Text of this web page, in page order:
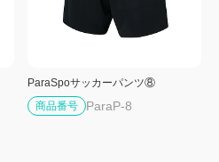
ParaSpoサッカーパンツ⑧
商品番号
ParaP-8